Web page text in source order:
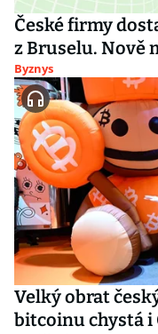
České firmy
z Bruselu. Nově
Byznys
Velký obrat
bitcoinu chystá i